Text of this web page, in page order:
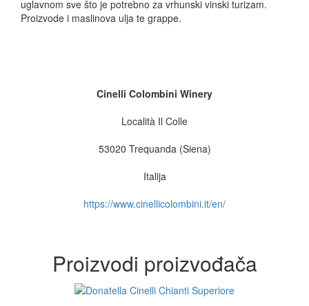
uglavnom sve što je potrebno za vrhunski vinski turizam.
Proizvode i maslinova ulja te grappe.
Cinelli Colombini Winery
Località Il Colle
53020 Trequanda (Siena)
Italija
https://www.cinellicolombini.it/en/
Proizvodi proizvođača